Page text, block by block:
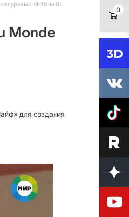
0
Victoria du
Monde
для создания